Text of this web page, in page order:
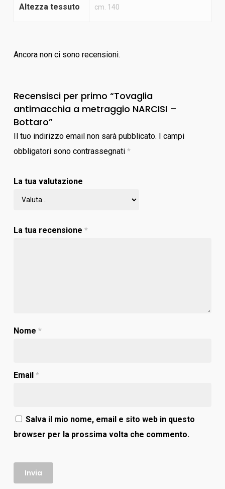
Altezza tessuto cm. 140
Ancora non ci sono recensioni.
Recensisci per primo “Tovaglia
antimacchia a metraggio NARCISI –
Bottaro”
Il tuo indirizzo email non sarà pubblicato. I campi
obbligatori sono contrassegnati *
La tua valutazione
La tua recensione *
Nome *
Email *
Salva il mio nome, email e sito web in questo
browser per la prossima volta che commento.